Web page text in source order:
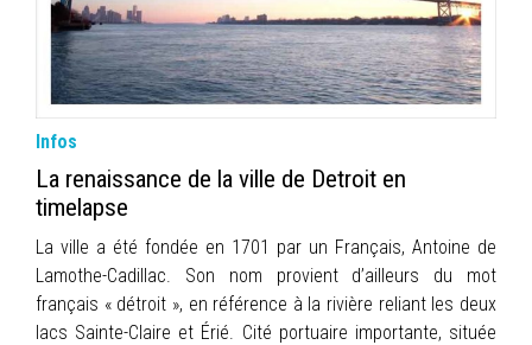
PORTFOLIO
CONTACT
Infos
La renaissance de la ville de Detroit en
timelapse
La ville a été fondée en 1701 par un Français, Antoine de
Lamothe-Cadillac. Son nom provient d’ailleurs du mot
français « détroit », en référence à la rivière reliant les deux
lacs Sainte-Claire et Érié. Cité portuaire importante, située